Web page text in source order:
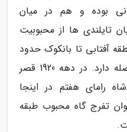
بوده و هم در میان
تایلندی ها از محبوبیت
آفتابی تا بانکوک حدود
200 کیلومتر یعنی 3 ساعت فاصله دارد. در دهه 1920 قصر
رامای هفتم در اینجا
تفرج گاه محبوب طبقه